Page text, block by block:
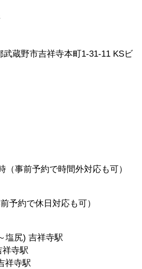
武蔵野市吉祥寺本町1-31-11 KSビ
（事前予約で時間外対応も可）
予約で休日対応も可）
塩尻) 吉祥寺駅
寺駅
祥寺駅